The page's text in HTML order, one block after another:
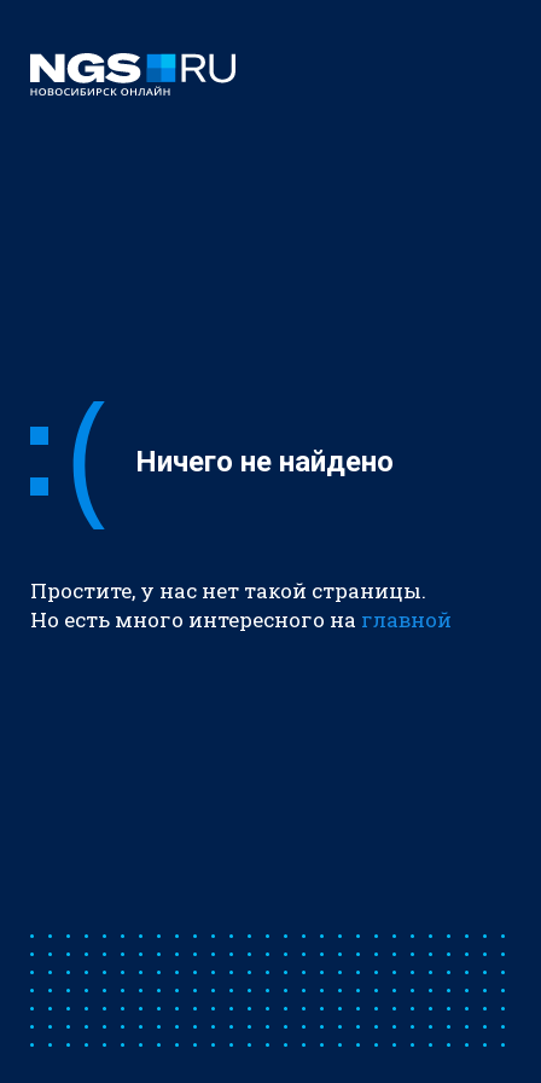
Ничего не найдено
Простите, у нас нет такой страницы.
Но есть много интересного на главной